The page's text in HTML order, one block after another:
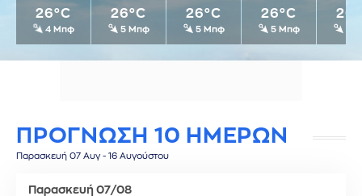
26°C
4 Μπφ
26°C
5 Μπφ
26°C
5 Μπφ
26°C
5 Μπφ
ΠΡΟΓΝΩΣΗ 10 ΗΜΕΡΩΝ
Παρασκευή 07 Αυγ - 16 Αυγούστου
Παρασκευή 07/08